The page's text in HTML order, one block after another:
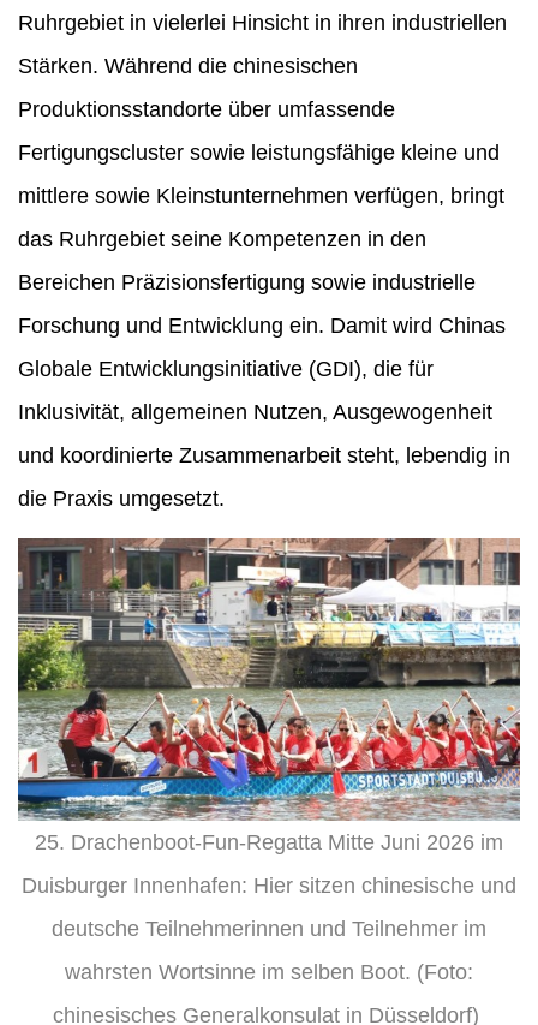
Ruhrgebiet in vielerlei Hinsicht in ihren industriellen
Stärken. Während die chinesischen
Produktionsstandorte über umfassende
Fertigungscluster sowie leistungsfähige kleine und
mittlere sowie Kleinstunternehmen verfügen, bringt
das Ruhrgebiet seine Kompetenzen in den
Bereichen Präzisionsfertigung sowie industrielle
Forschung und Entwicklung ein. Damit wird Chinas
Globale Entwicklungsinitiative (GDI), die für
Inklusivität, allgemeinen Nutzen, Ausgewogenheit
und koordinierte Zusammenarbeit steht, lebendig in
die Praxis umgesetzt.
25. Drachenboot-Fun-Regatta Mitte Juni 2026 im
Duisburger Innenhafen: Hier sitzen chinesische und
deutsche Teilnehmerinnen und Teilnehmer im
wahrsten Wortsinne im selben Boot. (Foto:
chinesisches Generalkonsulat in Düsseldorf)